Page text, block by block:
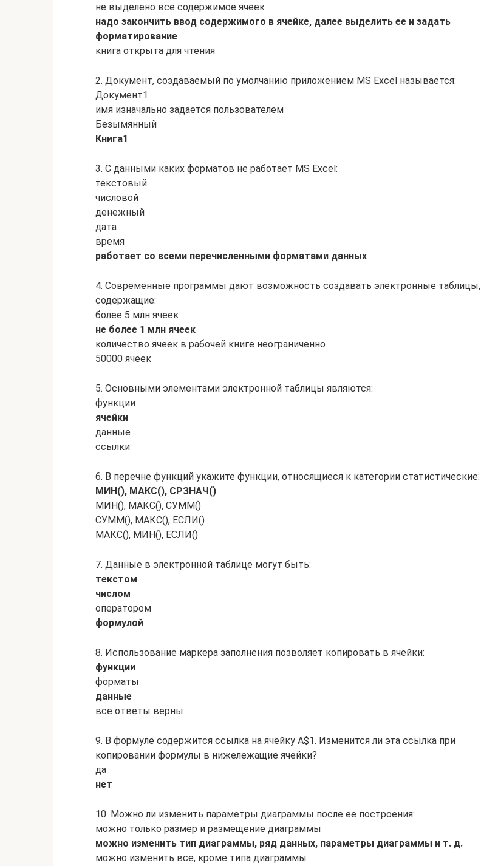
не выделено все содержимое ячеек
надо закончить ввод содержимого в ячейке, далее выделить ее и задать
форматирование
книга открыта для чтения
2. Документ, создаваемый по умолчанию приложением MS Excel называется:
Документ1
имя изначально задается пользователем
Безымянный
Книга1
3. С данными каких форматов не работает MS Excel:
текстовый
числовой
денежный
дата
время
работает со всеми перечисленными форматами данных
4. Современные программы дают возможность создавать электронные таблицы,
содержащие:
более 5 млн ячеек
не более 1 млн ячеек
количество ячеек в рабочей книге неограниченно
50000 ячеек
5. Основными элементами электронной таблицы являются:
функции
ячейки
данные
ссылки
6. В перечне функций укажите функции, относящиеся к категории статистические:
МИН(), МАКС(), СРЗНАЧ()
МИН(), МАКС(), СУММ()
СУММ(), МАКС(), ЕСЛИ()
МАКС(), МИН(), ЕСЛИ()
7. Данные в электронной таблице могут быть:
текстом
числом
оператором
формулой
8. Использование маркера заполнения позволяет копировать в ячейки:
функции
форматы
данные
все ответы верны
9. В формуле содержится ссылка на ячейку A$1. Изменится ли эта ссылка при
копировании формулы в нижележащие ячейки?
да
нет
10. Можно ли изменить параметры диаграммы после ее построения:
можно только размер и размещение диаграммы
можно изменить тип диаграммы, ряд данных, параметры диаграммы и т. д.
можно изменить все, кроме типа диаграммы